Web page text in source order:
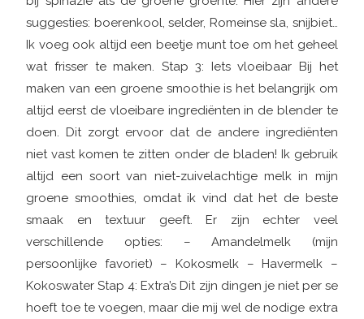
suggesties: boerenkool, selder, Romeinse sla, snijbiet…
Ik voeg ook altijd een beetje munt toe om het geheel
wat frisser te maken. Stap 3: Iets vloeibaar Bij het
maken van een groene smoothie is het belangrijk om
altijd eerst de vloeibare ingrediënten in de blender te
doen. Dit zorgt ervoor dat de andere ingrediënten
niet vast komen te zitten onder de bladen! Ik gebruik
altijd een soort van niet-zuivelachtige melk in mijn
groene smoothies, omdat ik vind dat het de beste
smaak en textuur geeft. Er zijn echter veel
verschillende opties: – Amandelmelk (mijn
persoonlijke favoriet) – Kokosmelk – Havermelk –
Kokoswater Stap 4: Extra’s Dit zijn dingen je niet per se
hoeft toe te voegen, maar die mij wel de nodige extra